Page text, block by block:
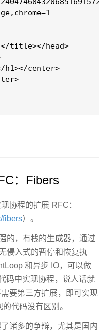
title></head>
h1></center>
：Fibers
协程的扩展 RFC：
fibers）。
的，有栈的生成器，通过
侵入式的暂停和恢复执
和异步 IO，可以做
码中实现协程，说人话就
要第三方扩展，即可实现
代码没有区别。
诸多的争辩，尤其是国内